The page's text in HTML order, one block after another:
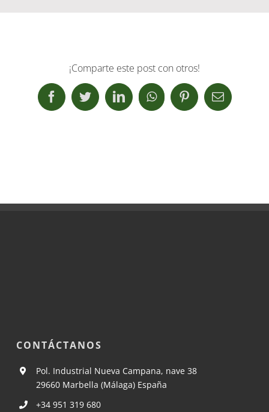
¡Comparte este post con otros!
FacebookTwitterLinkedInWhatsAppPinterestCorreo
CONTÁCTANOS
Pol. Industrial Nueva Campana, nave 38
29660 Marbella (Málaga) España
+34 951 319 680